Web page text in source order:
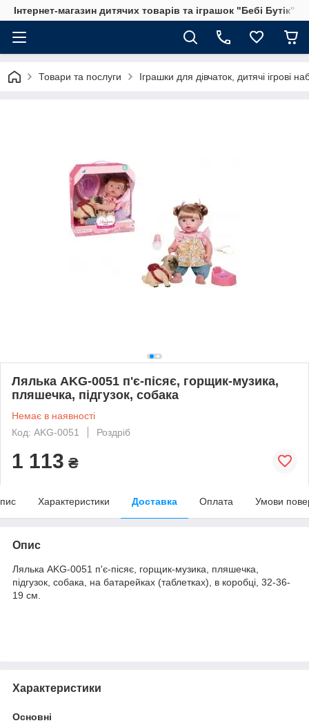
Інтернет-магазин дитячих товарів та іграшок "Бебі Бутік"
Товари та послуги Іграшки для дівчаток, дитячі ігрові
Лялька AKG-0051 п'є-пісяє, горщик-музика,
пляшечка, підгузок, собака
Немає в наявності
Код: AKG-0051
Роздріб
1 113 ₴
Характеристики Доставка Оплата Умови
Опис
Лялька AKG-0051 п'є-пісяє, горщик-музика, пляшечка,
підгузок, собака, на батарейках (таблетках), в коробці, 32-36-
19 см.
Характеристики
Основні